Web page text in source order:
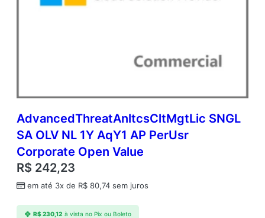
AdvancedThreatAnltcsCltMgtLic SNGL
SA OLV NL 1Y AqY1 AP PerUsr
Corporate Open Value
R$ 242,23
em até 3x de R$ 80,74 sem juros
R$230,12 à vista no Pix ou Boleto